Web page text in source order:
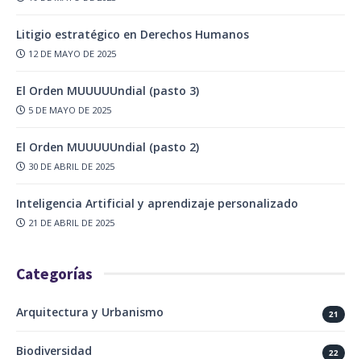
Litigio estratégico en Derechos Humanos
12 DE MAYO DE 2025
El Orden MUUUUUndial (pasto 3)
5 DE MAYO DE 2025
El Orden MUUUUUndial (pasto 2)
30 DE ABRIL DE 2025
Inteligencia Artificial y aprendizaje personalizado
21 DE ABRIL DE 2025
Categorías
Arquitectura y Urbanismo 21
Biodiversidad 22